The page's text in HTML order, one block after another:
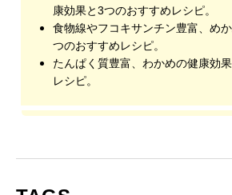
康効果と3つのおすすめレシピ。
食物線やフコキサンチン豊富、め
つのおすすめレシピ。
たんぱく質豊富、わかめの健康効
レシピ。